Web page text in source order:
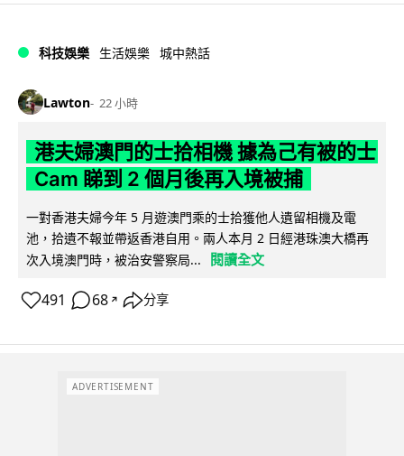
科技娛樂 生活娛樂 城中熱話
Lawton 22 小時
港夫婦澳門的士拾相機 據為己有被的士
Cam 睇到 2 個月後再入境被捕
一對香港夫婦今年 5 月遊澳門乘的士拾獲他人遺留相機及電
池，拾遺不報並帶返香港自用。兩人本月 2 日經港珠澳大橋再
次入境澳門時，被治安警察局...
閱讀全文
491 68 ↗ 分享
ADVERTISEMENT